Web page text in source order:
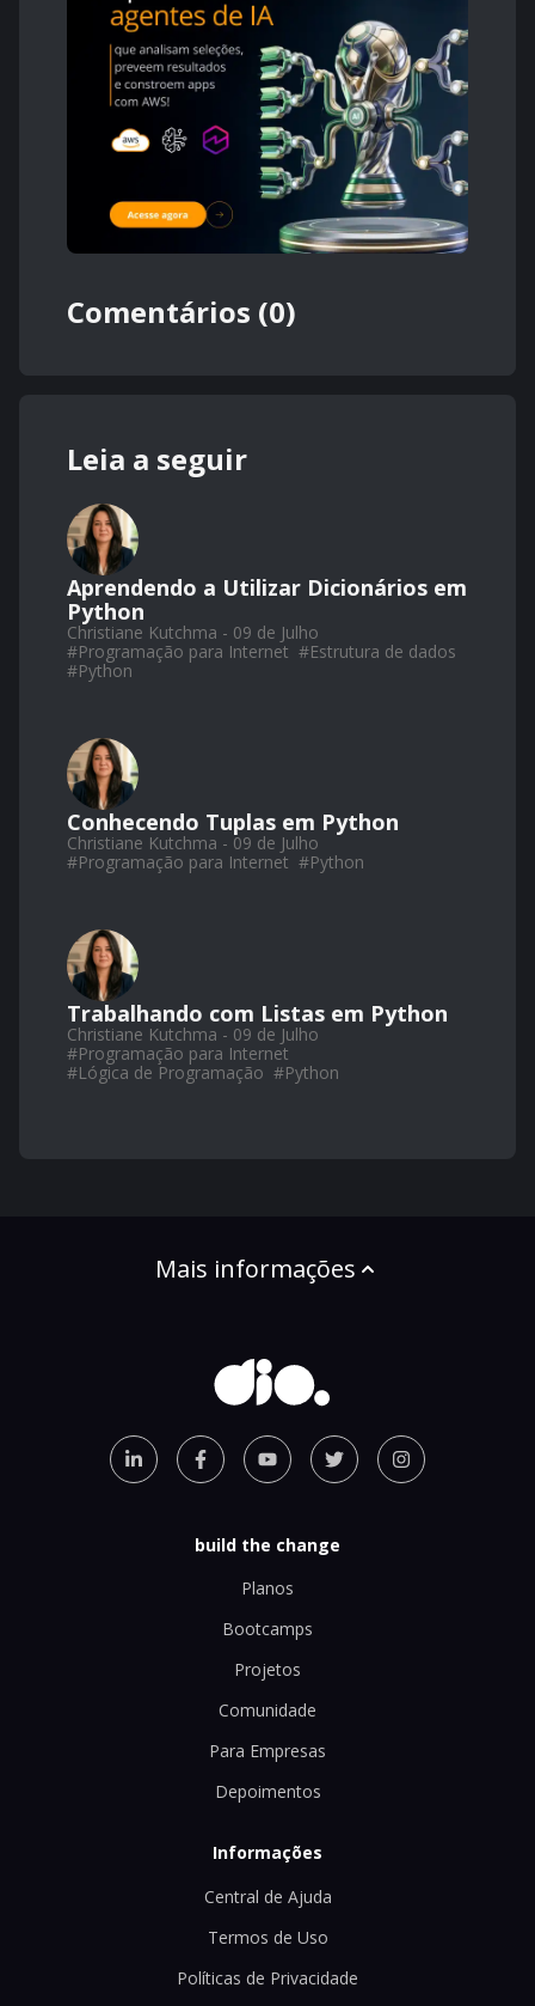
Comentários (0)
Leia a seguir
Aprendendo a Utilizar Dicionários em
Python
Christiane Kutchma - 09 de Julho
#Programação para Internet #Estrutura de dados
#Python
Conhecendo Tuplas em Python
Christiane Kutchma - 09 de Julho
#Programação para Internet #Python
Trabalhando com Listas em Python
Christiane Kutchma - 09 de Julho
#Programação para Internet
#Lógica de Programação #Python
Mais informações
build the change
Planos
Bootcamps
Projetos
Comunidade
Para Empresas
Depoimentos
Informações
Central de Ajuda
Termos de Uso
Políticas de Privacidade